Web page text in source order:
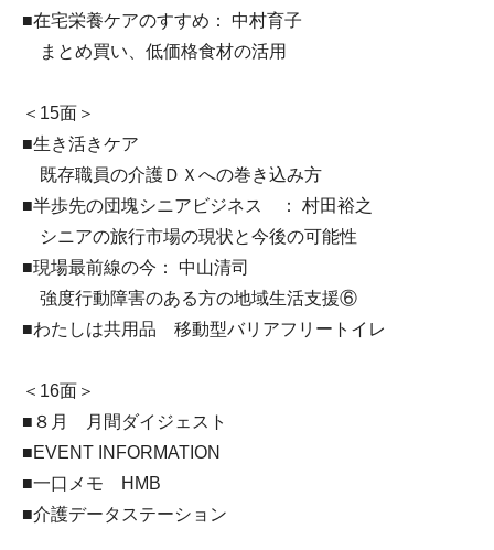
■在宅栄養ケアのすすめ： 中村育子
まとめ買い、低価格食材の活用
＜15面＞
■生き活きケア
既存職員の介護ＤＸへの巻き込み方
■半歩先の団塊シニアビジネス ： 村田裕之
シニアの旅行市場の現状と今後の可能性
■現場最前線の今： 中山清司
強度行動障害のある方の地域生活支援⑥
■わたしは共用品 移動型バリアフリートイレ
＜16面＞
■８月 月間ダイジェスト
■EVENT INFORMATION
■一口メモ HMB
■介護データステーション